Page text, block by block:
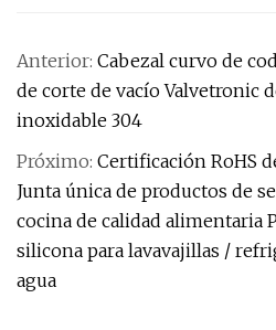
Anterior: Cabezal curvo de
de corte de vacío Valvetronic
inoxidable 304
Próximo: Certificación RoHS
Junta única de productos de
cocina de calidad alimentaria
silicona para lavavajillas /
agua